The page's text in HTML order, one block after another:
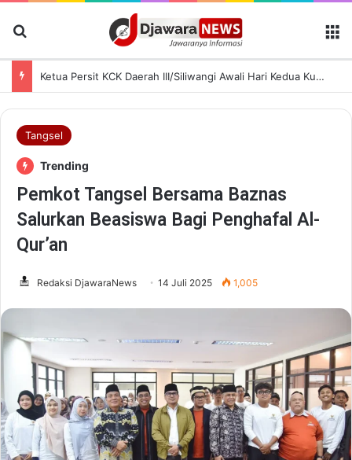
Ketua Persit KCK Daerah III/Siliwangi Awali Hari Kedua Kunjungan Kerja di TK Kartika XIX-39
Tangsel
Trending
Pemkot Tangsel Bersama Baznas
Salurkan Beasiswa Bagi Penghafal Al-
Qur’an
Redaksi DjawaraNews 14 Juli 2025 1,005